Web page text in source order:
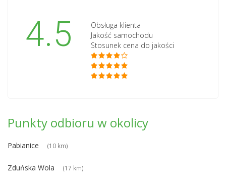
4.5
Obsługa klienta
Jakość samochodu
Stosunek cena do jakości
Punkty odbioru w okolicy
Pabianice (10 km)
Zduńska Wola (17 km)